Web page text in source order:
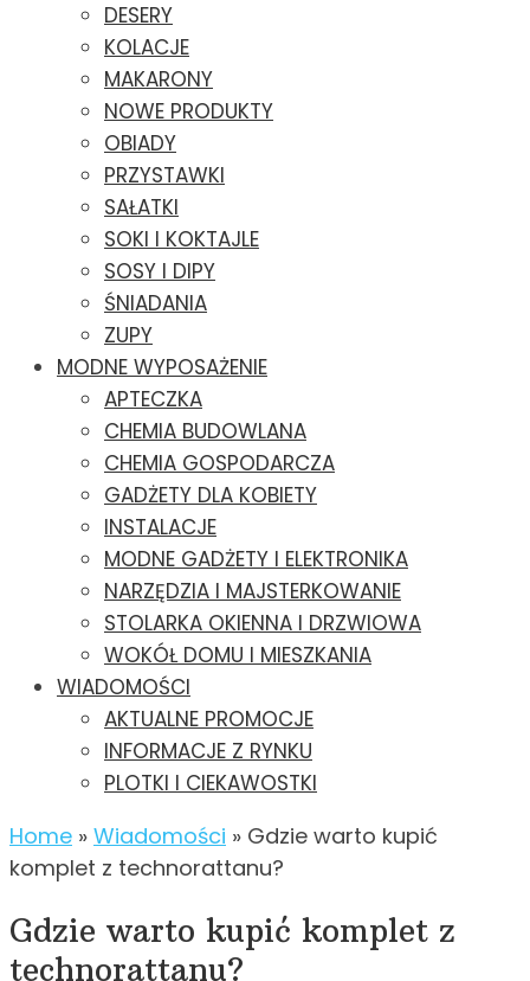
DESERY
KOLACJE
MAKARONY
NOWE PRODUKTY
OBIADY
PRZYSTAWKI
SAŁATKI
SOKI I KOKTAJLE
SOSY I DIPY
ŚNIADANIA
ZUPY
MODNE WYPOSAŻENIE
APTECZKA
CHEMIA BUDOWLANA
CHEMIA GOSPODARCZA
GADŻETY DLA KOBIETY
INSTALACJE
MODNE GADŻETY I ELEKTRONIKA
NARZĘDZIA I MAJSTERKOWANIE
STOLARKA OKIENNA I DRZWIOWA
WOKÓŁ DOMU I MIESZKANIA
WIADOMOŚCI
AKTUALNE PROMOCJE
INFORMACJE Z RYNKU
PLOTKI I CIEKAWOSTKI
Home » Wiadomości » Gdzie warto kupić
komplet z technorattanu?
Gdzie warto kupić komplet z
technorattanu?